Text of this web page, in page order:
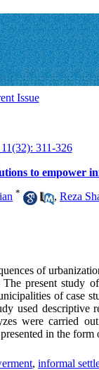
Issue
311-326
to empower
* , Reza
of
The present
of case
used descriptive
were carried
in the form
, informal